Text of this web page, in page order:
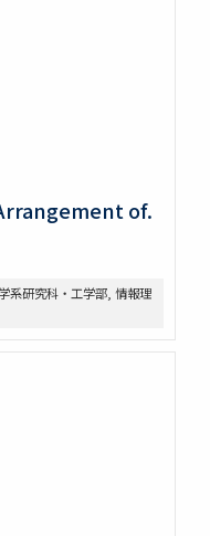
of.
系研究科・工学部, 情報理